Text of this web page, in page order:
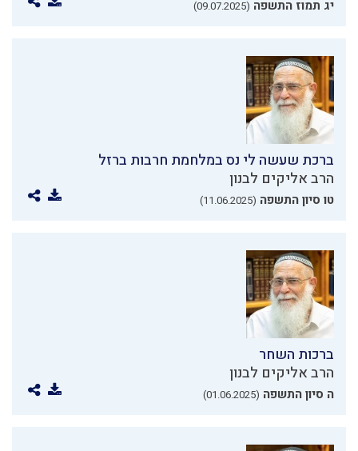
יג תמוז התשפה (09.07.2025)
ברכת שעשה לי נס במלחמת חרבות ברזל
הרב אליקים לבנון
טו סיון התשפה (11.06.2025)
ברכות השחר
הרב אליקים לבנון
ה סיון התשפה (01.06.2025)